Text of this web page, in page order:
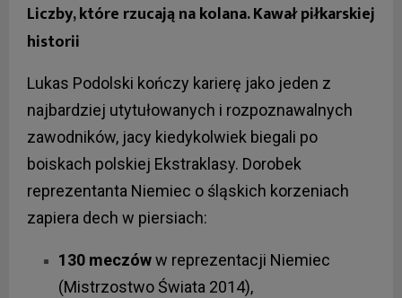
Liczby, które rzucają na kolana. Kawał piłkarskiej
historii
Lukas Podolski kończy karierę jako jeden z
najbardziej utytułowanych i rozpoznawalnych
zawodników, jacy kiedykolwiek biegali po
boiskach polskiej Ekstraklasy. Dorobek
reprezentanta Niemiec o śląskich korzeniach
zapiera dech w piersiach:
130 meczóww reprezentacji Niemiec
(Mistrzostwo Świata 2014),